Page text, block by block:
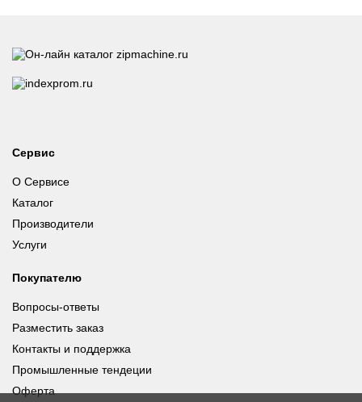
Сервис
О Сервисе
Каталог
Производители
Услуги
Покупателю
Вопросы-ответы
Разместить заказ
Контакты и поддержка
Промышленные тендеции
Оферта